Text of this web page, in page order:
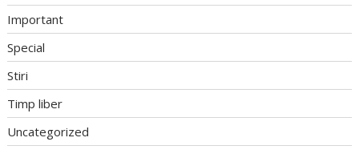
Important
Special
Stiri
Timp liber
Uncategorized